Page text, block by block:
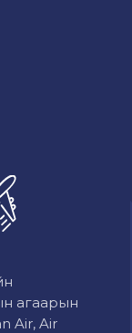
агаарын
Air, Air